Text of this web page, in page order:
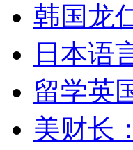
韩国龙
日本语
留学英
美财长